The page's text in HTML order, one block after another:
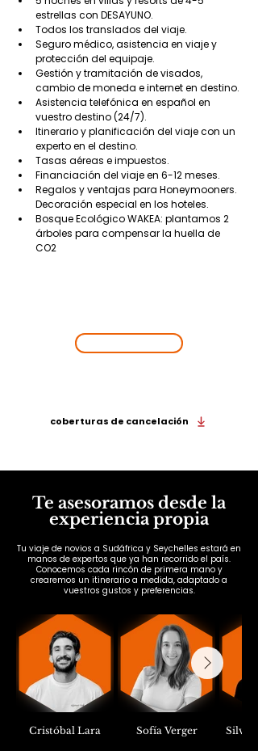
estrellas con DESAYUNO.
Todos los translados del viaje.
Seguro médico, asistencia en viaje y
protección del equipaje.
Gestión y tramitación de visados,
cambio de moneda e internet en destino.
Asistencia telefónica en español en
vuestro destino (24/7).
Itinerario y planificación del viaje con un
experto en el destino.
Tasas aéreas e impuestos.
Financiación del viaje en 6-12 meses.
Regalos y ventajas para Honeymooners.
Decoración especial en los hoteles.
Bosque Ecológico WAKEA: plantamos 2
árboles para compensar la huella de
CO2
coberturas de cancelación
Te asesoramos desde la
experiencia propia
Tu viaje de novios a Sudáfrica y Seychelles estará en
manos de expertos que ya han recorrido el país.
Conocemos cada rincón de primera mano y
crearemos un itinerario a medida, adaptado a
vuestros gustos y preferencias.
Cristóbal Lara Sofía Verger Silvia